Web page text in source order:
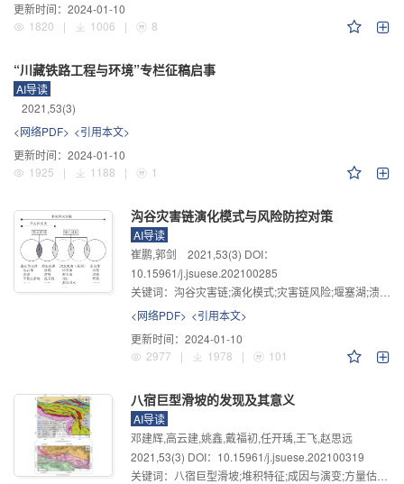
更新时间： 2024-01-10
1820
| 1006 | 8
“川藏铁路工程与环境”专栏征稿启事
AI导读
2021,53(3)
<网络PDF> <引用本文>
更新时间： 2024-01-10
1925
| 1188 | 1
沟谷灾害链演化模式与风险防控对策
AI导读
崔鹏,郭剑
2021,53(3) DOI：
10.15961/j.jsuese.202100285
关键词： 沟谷灾害链;演化模式;灾害链风险;堰塞湖;溃决洪水;川藏交通廊道
<网络PDF> <引用本文>
更新时间： 2024-01-10
2977
| 1978 | 101
八宿巨型滑坡的发现及其意义
AI导读
邓建辉,高云建,姚鑫,戴福初,任开瑀,王飞,赵思远
2021,53(3) DOI：10.15961/j.jsuese.202100319
关键词： 八宿巨型滑坡;堆积特征;成因与演变;方量估算;防灾意义